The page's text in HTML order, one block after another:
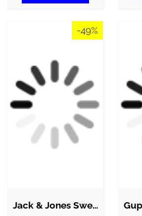
-49%
Jack & Jones Sweatshirt - JorNantucket -…